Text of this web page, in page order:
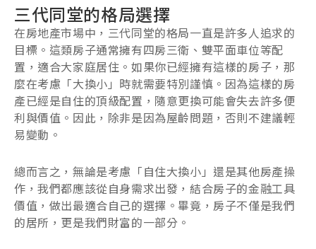
三代同堂的格局選擇
在房地產市場中，三代同堂的格局一直是許多人追求的
目標。這類房子通常擁有四房三衛、雙平面車位等配
置，適合大家庭居住。如果你已經擁有這樣的房子，那
麼在考慮「大換小」時就需要特別謹慎。因為這樣的房
產已經是自住的頂級配置，隨意更換可能會失去許多便
利與價值。因此，除非是因為屋齡問題，否則不建議輕
易變動。
總而言之，無論是考慮「自住大換小」還是其他房產操
作，我們都應該從自身需求出發，結合房子的金融工具
價值，做出最適合自己的選擇。畢竟，房子不僅是我們
的居所，更是我們財富的一部分。